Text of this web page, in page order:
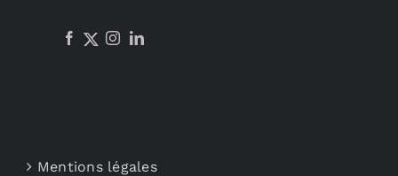
Mentions légales